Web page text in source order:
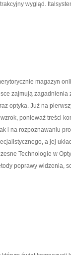
wygląd.
magazyn
zajmują
optyka. Już na
ponieważ treści
i na rozpoznawaniu
a jej
Technologie w
poprawy widzenia,